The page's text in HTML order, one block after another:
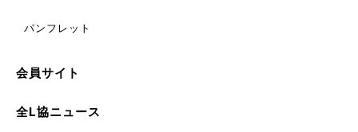
パンフレット
会員サイト
全L協ニュース